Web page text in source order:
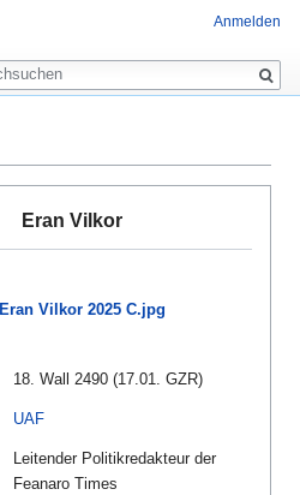
Eran Vilkor
18. Wall 2490 (17.01. GZR)
UAF
Leitender Politikredakteur der
Feanaro Times
Anmelden